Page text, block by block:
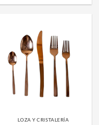
LOZA Y CRISTALERÍA